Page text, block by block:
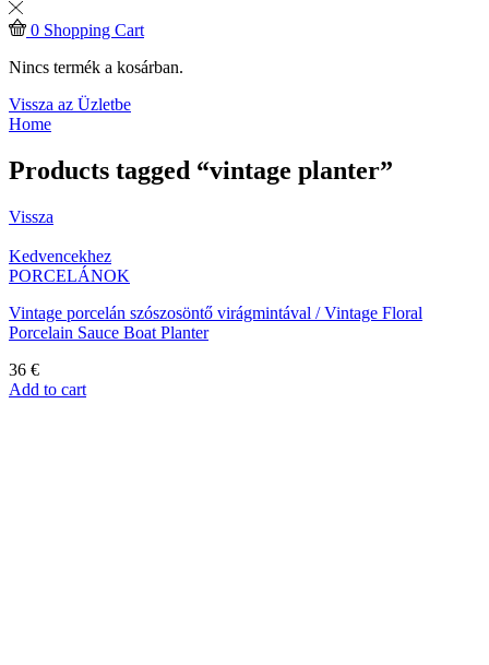
0 Shopping Cart
Nincs termék a kosárban.
Vissza az Üzletbe
Home
Products tagged “vintage planter”
Vissza
Kedvencekhez
PORCELÁNOK
Vintage porcelán szószosöntő virágmintával / Vintage Floral
Porcelain Sauce Boat Planter
36 €
Add to cart